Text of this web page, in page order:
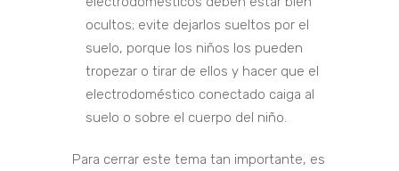
ocultos; evite dejarlos sueltos por el
suelo, porque los niños los pueden
tropezar o tirar de ellos y hacer que el
electrodoméstico conectado caiga al
suelo o sobre el cuerpo del niño.
Para cerrar este tema tan importante, es